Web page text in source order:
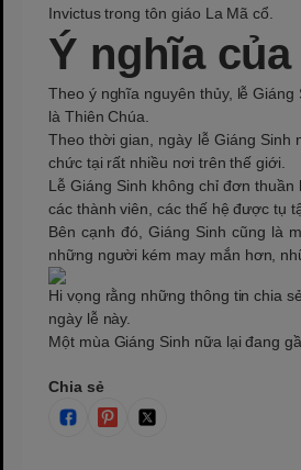
Invictus trong tôn giáo La Mã cổ.
Ý nghĩa
Theo ý nghĩa nguyên thủy, lễ
là Thiên Chúa.
Theo thời gian, ngày lễ Giáng
chức tại rất nhiều nơi trên thế giới.
Lễ Giáng Sinh không chỉ đơn
các thành viên, các thế hệ được tụ
Bên cạnh đó, Giáng Sinh cũng là
những người kém may mắn hơn,
Hi vọng rằng những thông tin chia
ngày lễ này.
Một mùa Giáng Sinh nữa lại đang
Chia sẻ